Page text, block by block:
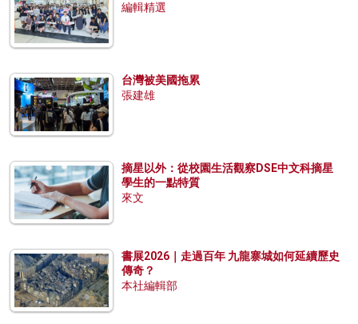
編輯精選
台灣被美國拖累
張建雄
摘星以外：從校園生活觀察DSE中文科摘星
學生的一點特質
來文
書展2026｜走過百年 九龍寨城如何延續歷史
傳奇？
本社編輯部